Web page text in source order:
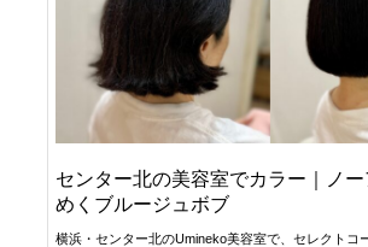
センター北の美容室でカラー｜ノ
めくブルージュボブ
横浜・センター北のUmineko美容室で、セレクトコ